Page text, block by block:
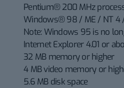
Pentium® 200 MHz
Windows® 98 / ME / NT 4
Note: Windows 95 is no
Internet Explorer 4.01 or
32 MB memory or higher
4 MB video memory or
5.6 MB disk space